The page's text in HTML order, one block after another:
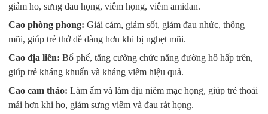
giảm ho, sưng đau họng, viêm họng, viêm amidan.
Cao phòng phong: Giải cảm, giảm sốt, giảm đau nhức, thông
mũi, giúp trẻ thở dễ dàng hơn khi bị nghẹt mũi.
Cao địa liền: Bổ phế, tăng cường chức năng đường hô hấp trên,
giúp trẻ kháng khuẩn và kháng viêm hiệu quả.
Cao cam thảo: Làm ẩm và làm dịu niêm mạc họng, giúp trẻ thoải
mái hơn khi ho, giảm sưng viêm và đau rát họng.